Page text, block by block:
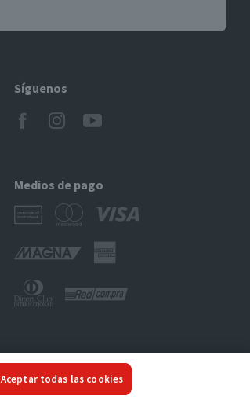
Síguenos
Medios de pago
Aceptar todas las cookies